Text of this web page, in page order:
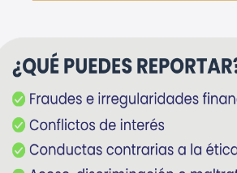
Más información